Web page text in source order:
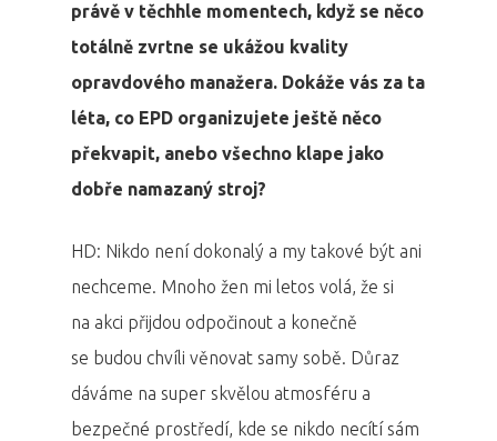
právě v těchhle momentech, když se něco
totálně zvrtne se ukážou kvality
opravdového manažera. Dokáže vás za ta
léta, co EPD organizujete ještě něco
překvapit, anebo všechno klape jako
dobře namazaný stroj?
HD: Nikdo není dokonalý a my takové být ani
nechceme. Mnoho žen mi letos volá, že si
na akci přijdou odpočinout a konečně
se budou chvíli věnovat samy sobě. Důraz
dáváme na super skvělou atmosféru a
bezpečné prostředí, kde se nikdo necítí sám